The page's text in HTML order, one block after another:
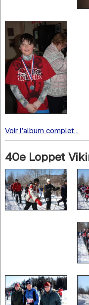
Voir l’album complet...
40e Loppet